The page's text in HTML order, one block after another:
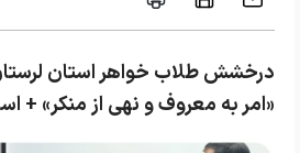
درخشش طلاب خواهر استان
«امر به معروف و نهی از منکر» +